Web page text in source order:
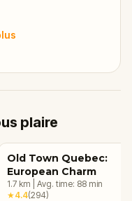
plaire
Old Town Quebec:
European Charm
1.7 km Avg. time: 88 min
★4.4(294)